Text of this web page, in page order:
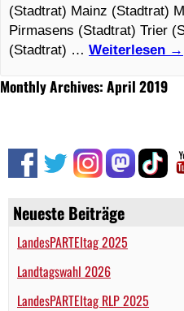
Neueste Beiträge
LandesPARTEItag 2025
Landtagswahl 2026
LandesPARTEItag RLP 2025
Monthly Archives: April 2019
(Stadtrat) Mainz (Stadtrat)
Pirmasens (Stadtrat) Trier
(Stadtrat) … Weiterlesen →